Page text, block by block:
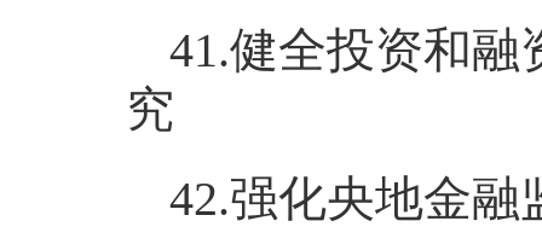
41.健全投资和
究
42.强化央地金融